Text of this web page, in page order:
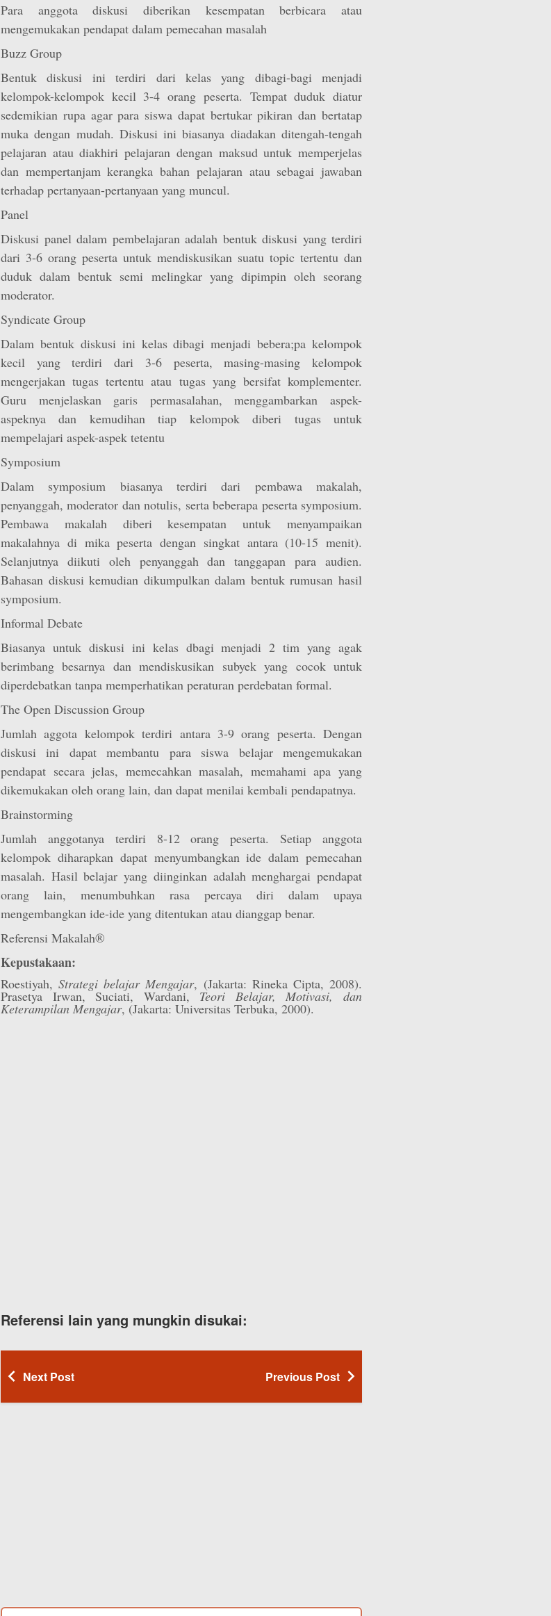
Para anggota diskusi diberikan kesempatan berbicara atau
mengemukakan pendapat dalam pemecahan masalah
Buzz Group
Bentuk diskusi ini terdiri dari kelas yang dibagi-bagi menjadi
kelompok-kelompok kecil 3-4 orang peserta. Tempat duduk diatur
sedemikian rupa agar para siswa dapat bertukar pikiran dan bertatap
muka dengan mudah. Diskusi ini biasanya diadakan ditengah-tengah
pelajaran atau diakhiri pelajaran dengan maksud untuk memperjelas
dan mempertanjam kerangka bahan pelajaran atau sebagai jawaban
terhadap pertanyaan-pertanyaan yang muncul.
Panel
Diskusi panel dalam pembelajaran adalah bentuk diskusi yang terdiri
dari 3-6 orang peserta untuk mendiskusikan suatu topic tertentu dan
duduk dalam bentuk semi melingkar yang dipimpin oleh seorang
moderator.
Syndicate Group
Dalam bentuk diskusi ini kelas dibagi menjadi bebera;pa kelompok
kecil yang terdiri dari 3-6 peserta, masing-masing kelompok
mengerjakan tugas tertentu atau tugas yang bersifat komplementer.
Guru menjelaskan garis permasalahan, menggambarkan aspek-
aspeknya dan kemudihan tiap kelompok diberi tugas untuk
mempelajari aspek-aspek tetentu
Symposium
Dalam symposium biasanya terdiri dari pembawa makalah,
penyanggah, moderator dan notulis, serta beberapa peserta symposium.
Pembawa makalah diberi kesempatan untuk menyampaikan
makalahnya di mika peserta dengan singkat antara (10-15 menit).
Selanjutnya diikuti oleh penyanggah dan tanggapan para audien.
Bahasan diskusi kemudian dikumpulkan dalam bentuk rumusan hasil
symposium.
Informal Debate
Biasanya untuk diskusi ini kelas dbagi menjadi 2 tim yang agak
berimbang besarnya dan mendiskusikan subyek yang cocok untuk
diperdebatkan tanpa memperhatikan peraturan perdebatan formal.
The Open Discussion Group
Jumlah aggota kelompok terdiri antara 3-9 orang peserta. Dengan
diskusi ini dapat membantu para siswa belajar mengemukakan
pendapat secara jelas, memecahkan masalah, memahami apa yang
dikemukakan oleh orang lain, dan dapat menilai kembali pendapatnya.
Brainstorming
Jumlah anggotanya terdiri 8-12 orang peserta. Setiap anggota
kelompok diharapkan dapat menyumbangkan ide dalam pemecahan
masalah. Hasil belajar yang diinginkan adalah menghargai pendapat
orang lain, menumbuhkan rasa percaya diri dalam upaya
mengembangkan ide-ide yang ditentukan atau dianggap benar.
Referensi Makalah®
Kepustakaan:
Roestiyah,Strategi belajar Mengajar, (Jakarta: Rineka Cipta, 2008).
Prasetya Irwan, Suciati, Wardani, Teori Belajar, Motivasi, dan
Keterampilan Mengajar, (Jakarta: Universitas Terbuka, 2000).
Referensi lain yang mungkin disukai:
Next Post Previous Post